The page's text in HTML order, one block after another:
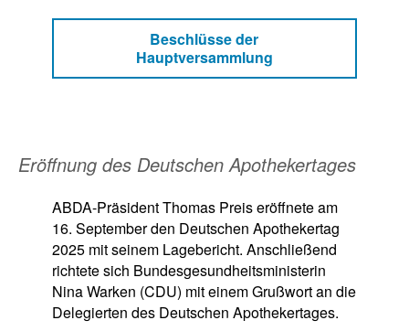
Beschlüsse der
Hauptversammlung
Eröffnung des Deutschen Apothekertages
ABDA-Präsident Thomas Preis eröffnete am
16. September den Deutschen Apothekertag
2025 mit seinem Lagebericht. Anschließend
richtete sich Bundesgesundheitsministerin
Nina Warken (CDU) mit einem Grußwort an die
Delegierten des Deutschen Apothekertages.